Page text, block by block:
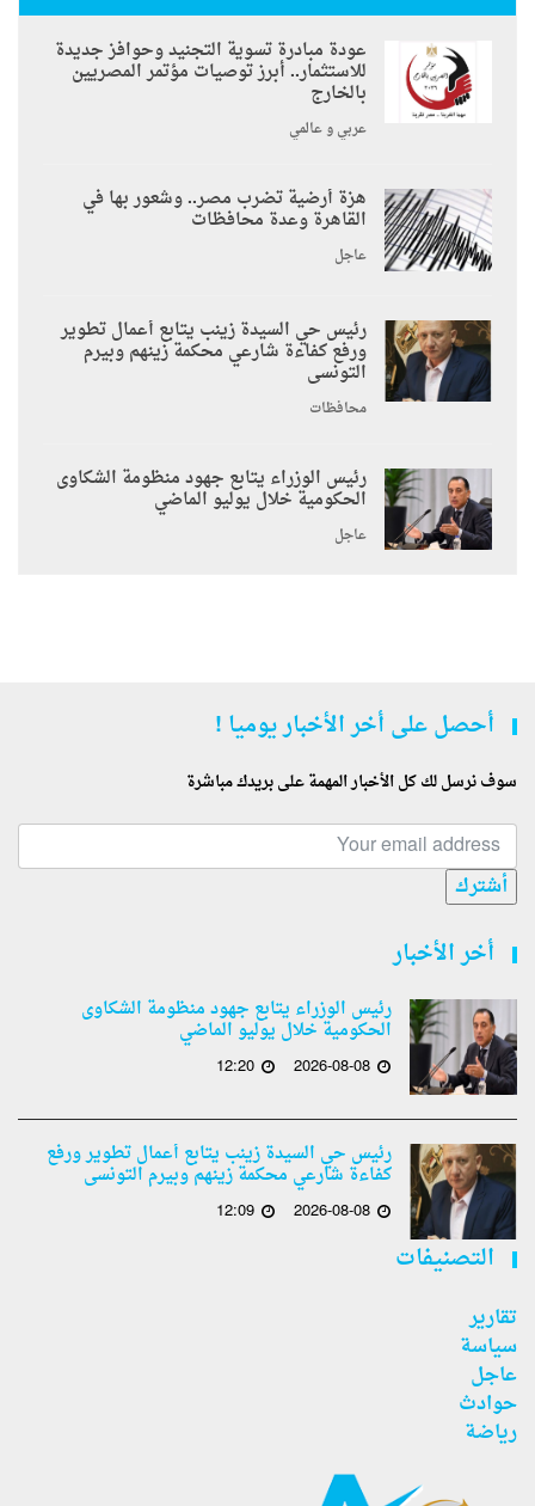
عودة مبادرة تسوية التجنيد وحوافز جديدة
للاستثمار.. أبرز توصيات مؤتمر المصريين
بالخارج
عربي و عالمي
هزة أرضية تضرب مصر.. وشعور بها في
القاهرة وعدة محافظات
عاجل
رئيس حي السيدة زينب يتابع أعمال تطوير
ورفع كفاءة شارعي محكمة زينهم وبيرم
التونسى
محافظات
رئيس الوزراء يتابع جهود منظومة الشكاوى
الحكومية خلال يوليو الماضي
عاجل
أحصل على أخر الأخبار يوميا !
سوف نرسل لك كل الأخبار المهمة على بريدك مباشرة
أشترك
أخر الأخبار
رئيس الوزراء يتابع جهود منظومة الشكاوى
الحكومية خلال يوليو الماضي
2026-08-08
12:20
رئيس حي السيدة زينب يتابع أعمال تطوير ورفع
كفاءة شارعي محكمة زينهم وبيرم التونسى
2026-08-08
12:09
التصنيفات
تقارير
سياسة
عاجل
حوادث
رياضة